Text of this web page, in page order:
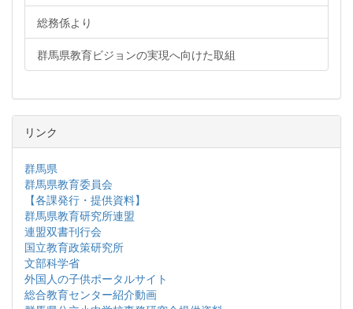
総務係より
群馬県教育ビジョンの実現へ向けた取組
リンク
群馬県
群馬県教育委員会
【各課発行・提供資料】
群馬県教育研究所連盟
連盟双書刊行会
国立教育政策研究所
文部科学省
外国人の子供ポータルサイト
総合教育センター紹介動画